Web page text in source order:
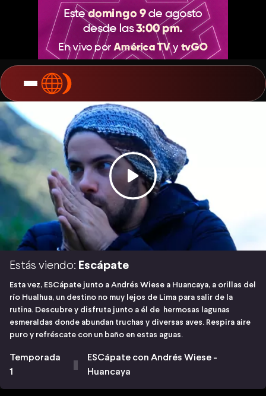
Estás viendo: Escápate
Esta vez, ESCápate junto a Andrés Wiese a Huancaya, a orillas del
río Hualhua, un destino no muy lejos de Lima para salir de la
rutina. Descubre y disfruta junto a él de hermosas lagunas
esmeraldas donde abundan truchas y diversas aves. Respira aire
puro y refréscate con un baño en estas aguas.
Temporada
1
ESCápate con Andrés Wiese -
Huancaya